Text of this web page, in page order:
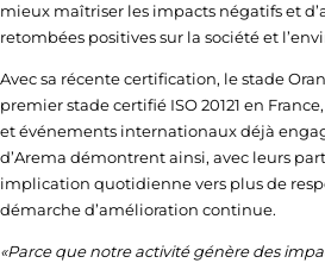
mieux maîtriser les impacts négatifs et
retombées positives sur la société et
Avec sa récente certification, le stade
premier stade certifié ISO 20121 en
et événements internationaux déjà
d’Arema démontrent ainsi, avec leurs
implication quotidienne vers plus de
démarche d’amélioration continue.
«Parce que notre activité génère des